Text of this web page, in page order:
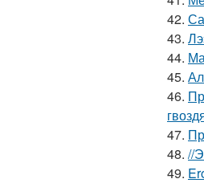
42.
43.
44.
45.
46.
47.
48. //
49.